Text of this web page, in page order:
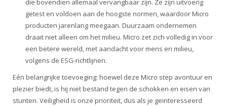
die bovendien allemaal vervangbaar zijn. Ze zijn uitvoerig
getest en voldoen aan de hoogste normen, waardoor Micro
producten jarenlang meegaan. Duurzaam ondernemen
draait niet alleen om het milieu. Micro zet zich volledig in voor
een betere wereld, met aandacht voor mens en milieu,
volgens de ESG-richtlijnen.
Eén belangrijke toevoeging: hoewel deze Micro step avontuur en
plezier biedt, is hij niet bestand tegen de schokken en eisen van
stunten. Veiligheid is onze prioriteit, dus als je geïnteresseerd